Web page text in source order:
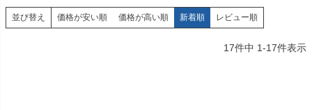
並び替え 価格が安い順 価格が高い順 新着順 レビュー順
17件中 1-17件表示